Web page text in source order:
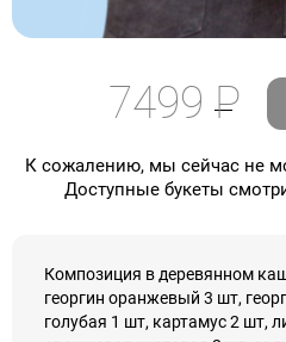
7499Р
К сожалению, мы сейчас не
Доступные букеты
Композиция в деревянном
георгин оранжевый 3 шт,
голубая 1 шт, картамус 2 шт,